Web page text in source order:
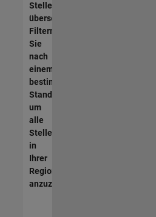
Stellen
übersetzt.
Filtern
Sie
nach
einem
bestimmten
Standort,
um
alle
Stellenangebote
in
Ihrer
Region
anzuzeigen.